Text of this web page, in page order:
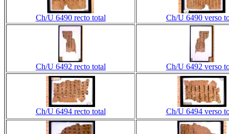
Ch/U 6490 recto total Ch/U 6490 verso
Ch/U 6492 recto total Ch/U 6492 verso
Ch/U 6494 recto total Ch/U 6494 verso